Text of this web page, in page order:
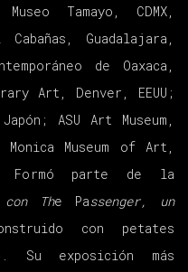
Tamayo, CDMX,
Guadalajara,
de Oaxaca,
Art, Denver, EEUU;
ASU Art Museum,
Museum of Art,
Formó parte de la
The Passenger, un
con petates
Su exposición más